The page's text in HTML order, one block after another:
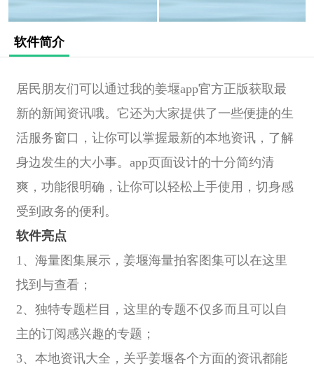
软件简介
居民朋友们可以通过我的姜堰app官方正版获取最
新的新闻资讯哦。它还为大家提供了一些便捷的生
活服务窗口，让你可以掌握最新的本地资讯，了解
身边发生的大小事。app页面设计的十分简约清
爽，功能很明确，让你可以轻松上手使用，切身感
受到政务的便利。
软件亮点
1、海量图集展示，姜堰海量拍客图集可以在这里
找到与查看；
2、独特专题栏目，这里的专题不仅多而且可以自
主的订阅感兴趣的专题；
3、本地资讯大全，关乎姜堰各个方面的资讯都能